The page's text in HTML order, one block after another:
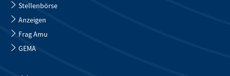
Stellenbörse
Anzeigen
Frag Amu
GEMA